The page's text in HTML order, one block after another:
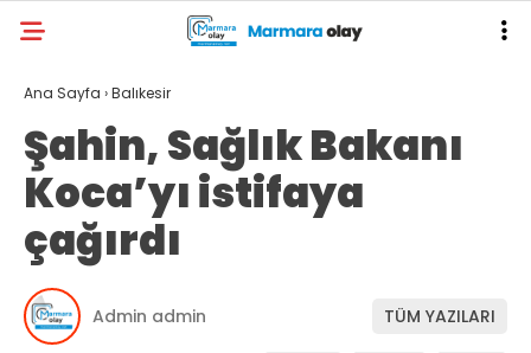
Ana Sayfa ›Balıkesir
Şahin, Sağlık Bakanı
Koca’yı istifaya
çağırdı
Admin admin TÜM YAZILARI